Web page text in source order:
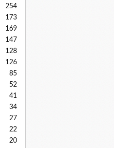
254
173
169
147
128
126
85
52
41
34
27
22
20